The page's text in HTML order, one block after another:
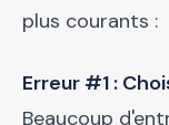
plus courants :
Erreur #1 :
Beaucoup